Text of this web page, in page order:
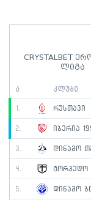
CRYSTALBET
ლიგა
ა კლუბი
1. რუსთავი
2. იბერია
3. დინამო
4. ტორპედო
5. დინამო